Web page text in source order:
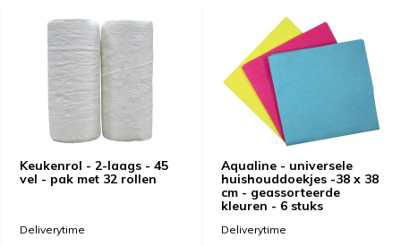
Keukenrol - 2-laags - 45
vel - pak met 32 rollen
Deliverytime
Aqualine - universele
huishouddoekjes -38 x 38
cm - geassorteerde
kleuren - 6 stuks
Deliverytime